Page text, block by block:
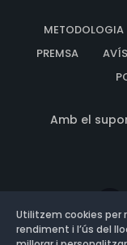
METODOLOGIA
PREMSA
Amb el
Utilitzem cookies per
rendiment i l’ús del